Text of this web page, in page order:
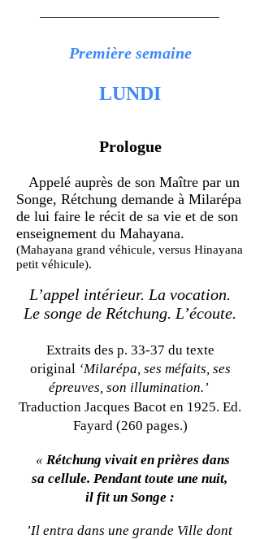
Première semaine
LUNDI
Prologue
Appelé auprès de son Maître par un
Songe, Rétchung demande à Milarépa
de lui faire le récit de sa vie et de son
enseignement du Mahayana.
(Mahayana grand véhicule, versus Hinayana
petit véhicule).
L’appel intérieur. La vocation.
Le songe de Rétchung. L’écoute.
Extraits des p. 33-37 du texte
original ‘Milarépa, ses méfaits, ses
épreuves, son illumination.’
Traduction Jacques Bacot en 1925. Ed.
Fayard (260 pages.)
« Rétchung vivait en prières dans
sa cellule. Pendant toute une nuit,
il fit un Songe :
’Il entra dans une grande Ville dont